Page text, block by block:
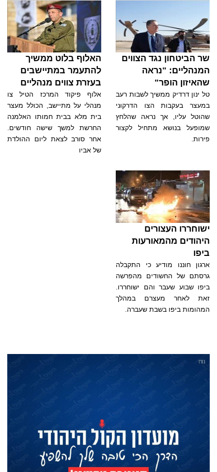
שר הביטחון נגד הצווים
המנהליים: "נראה
שהאיזון הופר"
טל ינון דרדיק ממשיך לשבות רעב
במעצר בעקבות הצו הדרקוני
שהוטל עליו, אך נראה שהלחץ
שמופעל בנושא מתחיל לקצור
פירות.
האלוף בלוט ממשיך
להתעמר במתיישבים
בעזרת צווים מנהליים
אלוף פיקוד המרכז הטיל צו
מנהלי על מתיישב, הכולל מעצר
בית מלא בבית חמותו האלמנה
החרשת למשך שישה חודשים.
אחר סורב לצאת ליום ההולדת
של אביו
ישוחררו העצורים
היהודים מהמאורעות
ביפו
ארגון חוננו מודיע כי התקבלה
גרסתם של החשודים מהפרשה
ביפו שבוע שעבר והם ישוחררו.
זאת לאחר מעצרם במהלך
המהומות ביפו בשבת שעברה.